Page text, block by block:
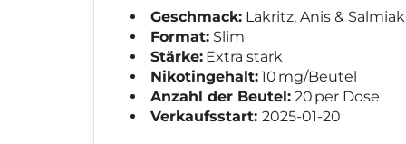
Geschmack: Lakritz, Anis & Salmiak
Format: Slim
Stärke: Extra stark
Nikotingehalt:10 mg/Beutel
Anzahl der Beutel: 20 per Dose
Verkaufsstart: 2025-01-20